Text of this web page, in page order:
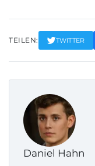
TEILEN: TWITTER
Daniel Hahn